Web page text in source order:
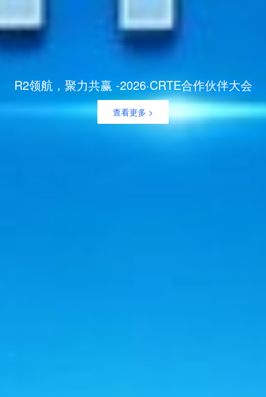
R2领航，聚力共赢 -2026·CRTE合作伙伴大会
查看更多 >